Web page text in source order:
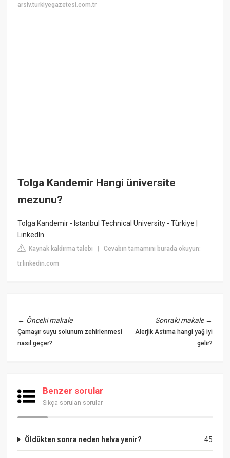
arsiv.turkiyegazetesi.com.tr
Tolga Kandemir Hangi üniversite
mezunu?
Tolga Kandemir - Istanbul Technical University - Türkiye |
LinkedIn.
Kaynak kaldırma talebi |Cevabın tamamını burada okuyun:
tr.linkedin.com
← Önceki makale
Çamaşır suyu solunum zehirlenmesi
nasıl geçer?
Sonraki makale→
Alerjik Astıma hangi yağ iyi
gelir?
Benzer sorular
Sıkça sorulan sorular
45
Öldükten sonra neden helva yenir?